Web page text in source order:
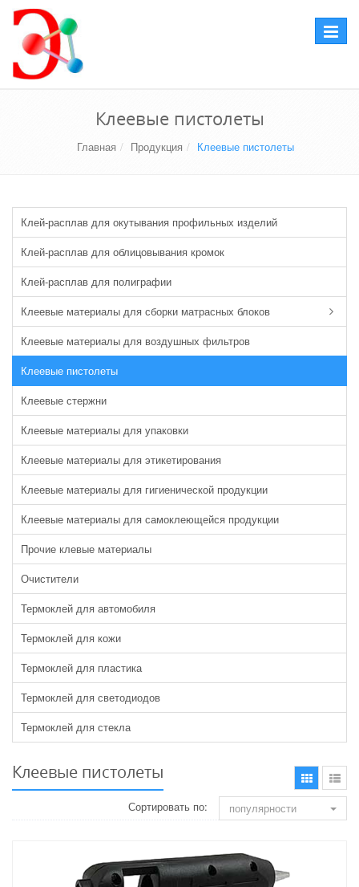
Клеевые пистолеты
Главная Продукция Клеевые пистолеты
Клей-расплав для окутывания профильных изделий
Клей-расплав для облицовывания кромок
Клей-расплав для полиграфии
Клеевые материалы для сборки матрасных блоков
Клеевые материалы для воздушных фильтров
Клеевые пистолеты
Клеевые стержни
Клеевые материалы для упаковки
Клеевые материалы для этикетирования
Клеевые материалы для гигиенической продукции
Клеевые материалы для самоклеющейся продукции
Прочие клевые материалы
Очистители
Термоклей для автомобиля
Термоклей для кожи
Термоклей для пластика
Термоклей для светодиодов
Термоклей для стекла
Клеевые пистолеты
Сортировать по: популярности